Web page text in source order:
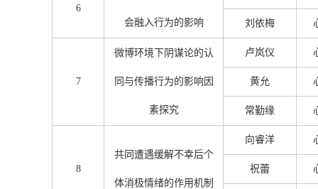
6
会融入行为的影响 刘依梅
7
微博环境下阴谋论的认
同与传播行为的影响因
素探究
卢岚仪
黄允
常勤缘
8
共同遭遇缓解不幸后个
体消极情绪的作用机制
向睿洋
祝蕾